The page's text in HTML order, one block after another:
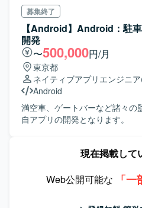
募集終了
【Android】Android：駐
開発
〜500,000円/月
東京都
ネイティブアプリエンジニア
Android
満空車、ゲートバーなど諸々の
自アプリの開発となります。
現在掲載して
Web公開可能な
「